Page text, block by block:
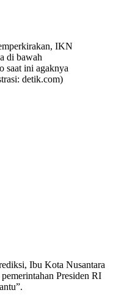
IKN
di bawah
saat ini agaknya
detik.com)
Ibu Kota Nusantara
Presiden RI